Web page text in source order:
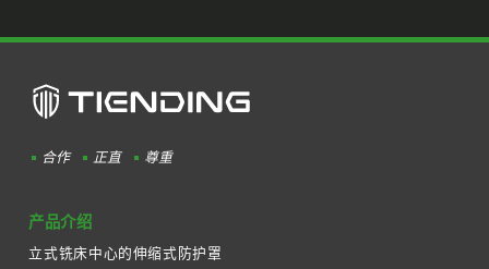
合作 正直 尊重
产品介绍
立式铣床中心的伸缩式防护罩